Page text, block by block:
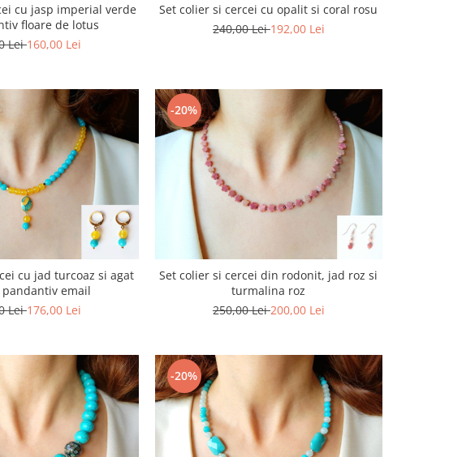
cu jasp imperial verde
floare de lotus
Lei160,00 Lei
Set colier si cercei cu opalit si coral rosu
240,00 Lei192,00 Lei
cu jad turcoaz si agat
email
Lei176,00 Lei
-20%
Set colier si cercei din rodonit, jad roz si
turmalina roz
250,00 Lei200,00 Lei
-20%